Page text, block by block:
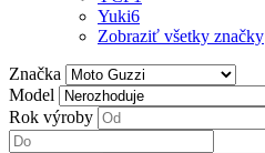
Yuki6
Zobraziť všetky značky
Značka
Model
Rok výroby